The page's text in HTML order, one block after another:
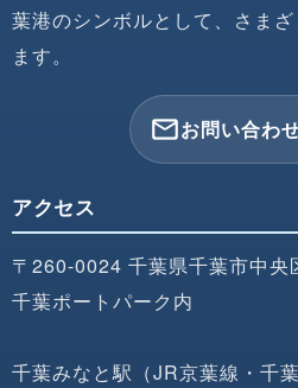
葉港のシンボルとして、さま
ます。
mail_outlineお問い合わ
アクセス
〒260-0024 千葉県千葉市中央
千葉ポートパーク内
千葉みなと駅（JR京葉線・千葉